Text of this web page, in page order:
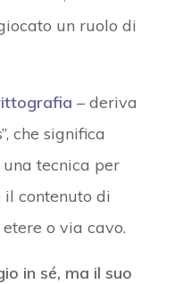
un ruolo di
– deriva
che significa
tecnica per
il contenuto di
o via cavo.
in sé, ma il suo